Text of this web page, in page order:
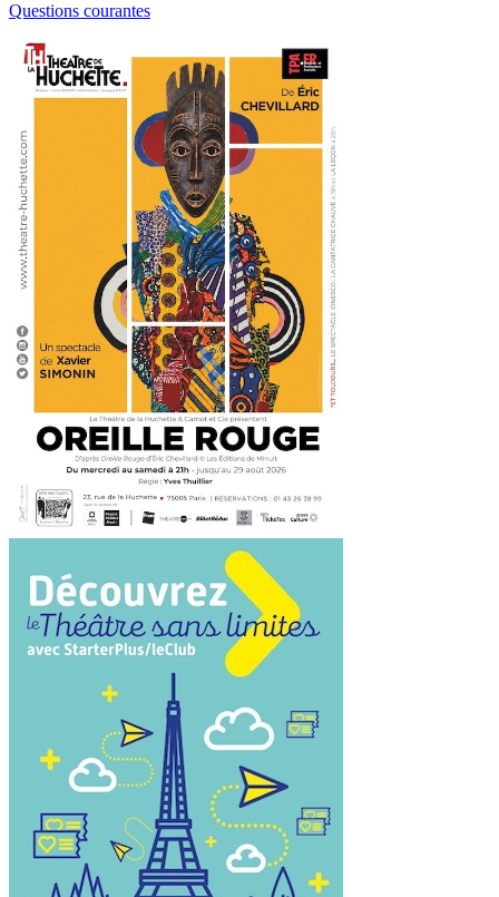
Questions courantes